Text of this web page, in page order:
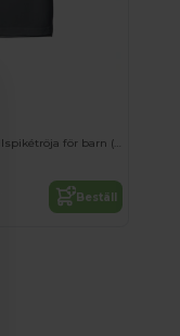
Kortärmad bomullspikétröja för barn (unisex)
Beställ